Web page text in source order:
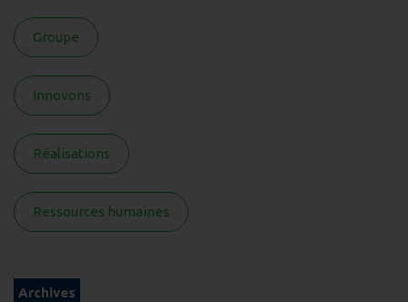
Groupe
Innovons
Réalisations
Ressources humaines
Archives